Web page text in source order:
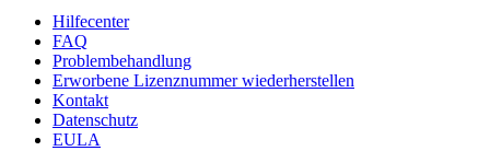
Hilfecenter
FAQ
Problembehandlung
Erworbene Lizenznummer wiederherstellen
Kontakt
Datenschutz
EULA